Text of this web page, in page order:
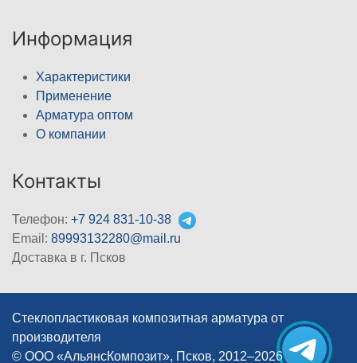
Информация
Характеристики
Применение
Арматура оптом
О компании
Контакты
Телефон: +7 924 831-10-38
Email: 89993132280@mail.ru
Доставка в г. Псков
Стеклопластиковая композитная арматура от
производителя
© ООО «АльянсКомпозит», Псков, 2012–2026
|